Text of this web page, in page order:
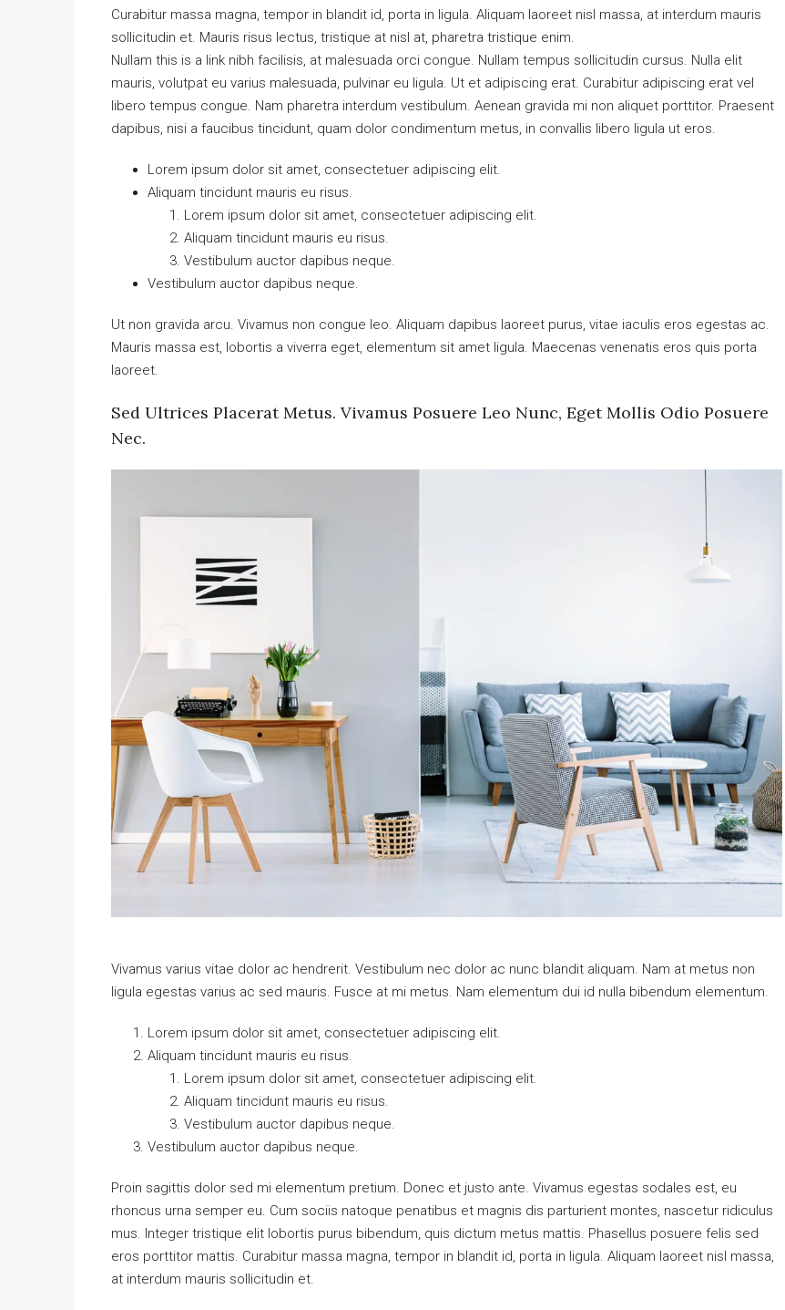
Curabitur massa magna, tempor in blandit id, porta in ligula. Aliquam laoreet nisl massa, at interdum mauris
sollicitudin et. Mauris risus lectus, tristique at nisl at, pharetra tristique enim.
Nullam this is a link nibh facilisis, at malesuada orci congue. Nullam tempus sollicitudin cursus. Nulla elit
mauris, volutpat eu varius malesuada, pulvinar eu ligula. Ut et adipiscing erat. Curabitur adipiscing erat vel
libero tempus congue. Nam pharetra interdum vestibulum. Aenean gravida mi non aliquet porttitor. Praesent
dapibus, nisi a faucibus tincidunt, quam dolor condimentum metus, in convallis libero ligula ut eros.
Lorem ipsum dolor sit amet, consectetuer adipiscing elit.
Aliquam tincidunt mauris eu risus.
Lorem ipsum dolor sit amet, consectetuer adipiscing elit.
Aliquam tincidunt mauris eu risus.
Vestibulum auctor dapibus neque.
Vestibulum auctor dapibus neque.
Ut non gravida arcu. Vivamus non congue leo. Aliquam dapibus laoreet purus, vitae iaculis eros egestas ac.
Mauris massa est, lobortis a viverra eget, elementum sit amet ligula. Maecenas venenatis eros quis porta
laoreet.
Sed Ultrices Placerat Metus. Vivamus Posuere Leo Nunc, Eget Mollis Odio Posuere
Nec.
Vivamus varius vitae dolor ac hendrerit. Vestibulum nec dolor ac nunc blandit aliquam. Nam at metus non
ligula egestas varius ac sed mauris. Fusce at mi metus. Nam elementum dui id nulla bibendum elementum.
Lorem ipsum dolor sit amet, consectetuer adipiscing elit.
Aliquam tincidunt mauris eu risus.
Lorem ipsum dolor sit amet, consectetuer adipiscing elit.
Aliquam tincidunt mauris eu risus.
Vestibulum auctor dapibus neque.
Vestibulum auctor dapibus neque.
Proin sagittis dolor sed mi elementum pretium. Donec et justo ante. Vivamus egestas sodales est, eu
rhoncus urna semper eu. Cum sociis natoque penatibus et magnis dis parturient montes, nascetur ridiculus
mus. Integer tristique elit lobortis purus bibendum, quis dictum metus mattis. Phasellus posuere felis sed
eros porttitor mattis. Curabitur massa magna, tempor in blandit id, porta in ligula. Aliquam laoreet nisl massa,
at interdum mauris sollicitudin et.